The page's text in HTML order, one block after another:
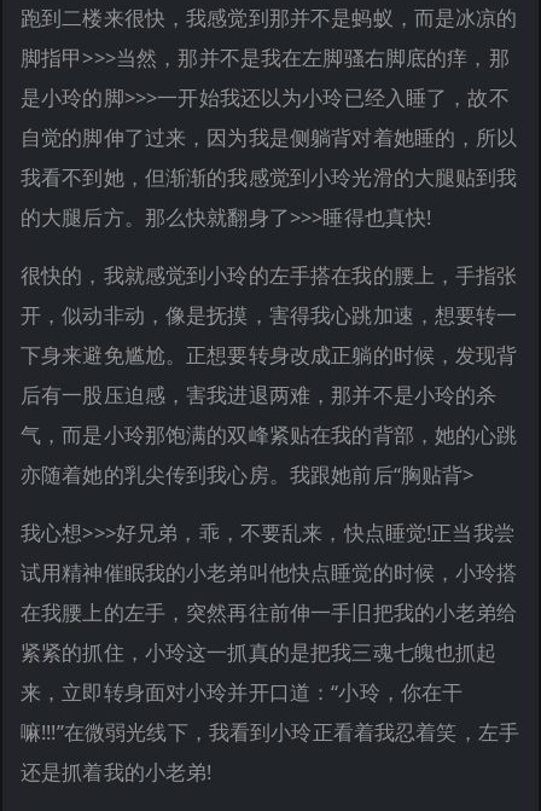
跑到二楼来很快，我感觉到那并不是蚂蚁，而是冰凉的
脚指甲>>>当然，那并不是我在左脚骚右脚底的痒，那
是小玲的脚>>>一开始我还以为小玲已经入睡了，故不
自觉的脚伸了过来，因为我是侧躺背对着她睡的，所以
我看不到她，但渐渐的我感觉到小玲光滑的大腿贴到我
的大腿后方。那么快就翻身了>>>睡得也真快!
很快的，我就感觉到小玲的左手搭在我的腰上，手指张
开，似动非动，像是抚摸，害得我心跳加速，想要转一
下身来避免尴尬。正想要转身改成正躺的时候，发现背
后有一股压迫感，害我进退两难，那并不是小玲的杀
气，而是小玲那饱满的双峰紧贴在我的背部，她的心跳
亦随着她的乳尖传到我心房。我跟她前后“胸贴背>
我心想>>>好兄弟，乖，不要乱来，快点睡觉!正当我尝
试用精神催眠我的小老弟叫他快点睡觉的时候，小玲搭
在我腰上的左手，突然再往前伸一手旧把我的小老弟给
紧紧的抓住，小玲这一抓真的是把我三魂七魄也抓起
来，立即转身面对小玲并开口道：“小玲，你在干
嘛!!!”在微弱光线下，我看到小玲正看着我忍着笑，左手
还是抓着我的小老弟!